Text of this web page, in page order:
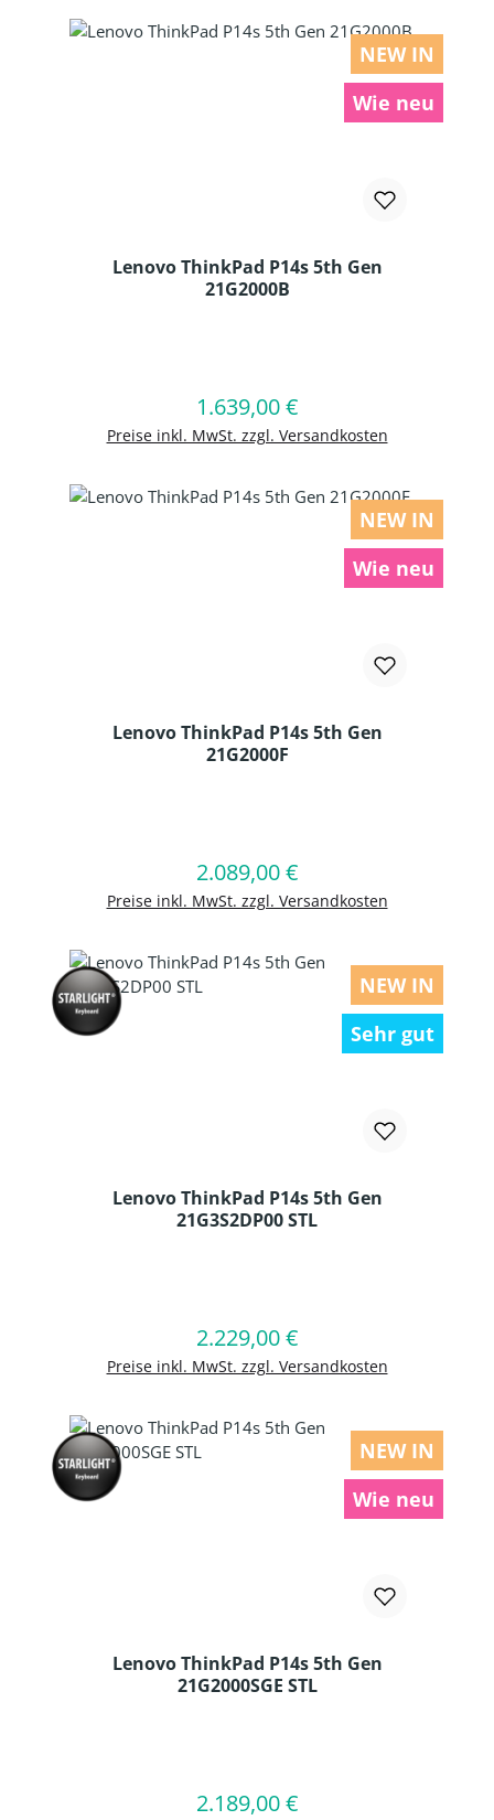
NEW IN
Wie neu
Lenovo ThinkPad P14s 5th Gen
21G2000B
Regulärer Preis:
1.639,00 €
Preise inkl. MwSt. zzgl. Versandkosten
In den Warenkorb
NEW IN
Wie neu
Lenovo ThinkPad P14s 5th Gen
21G2000F
Regulärer Preis:
2.089,00 €
Preise inkl. MwSt. zzgl. Versandkosten
In den Warenkorb
NEW IN
Sehr gut
Lenovo ThinkPad P14s 5th Gen
21G3S2DP00 STL
Regulärer Preis:
2.229,00 €
Preise inkl. MwSt. zzgl. Versandkosten
In den Warenkorb
NEW IN
Wie neu
Lenovo ThinkPad P14s 5th Gen
21G2000SGE STL
Regulärer Preis:
2.189,00 €
In den Warenkorb